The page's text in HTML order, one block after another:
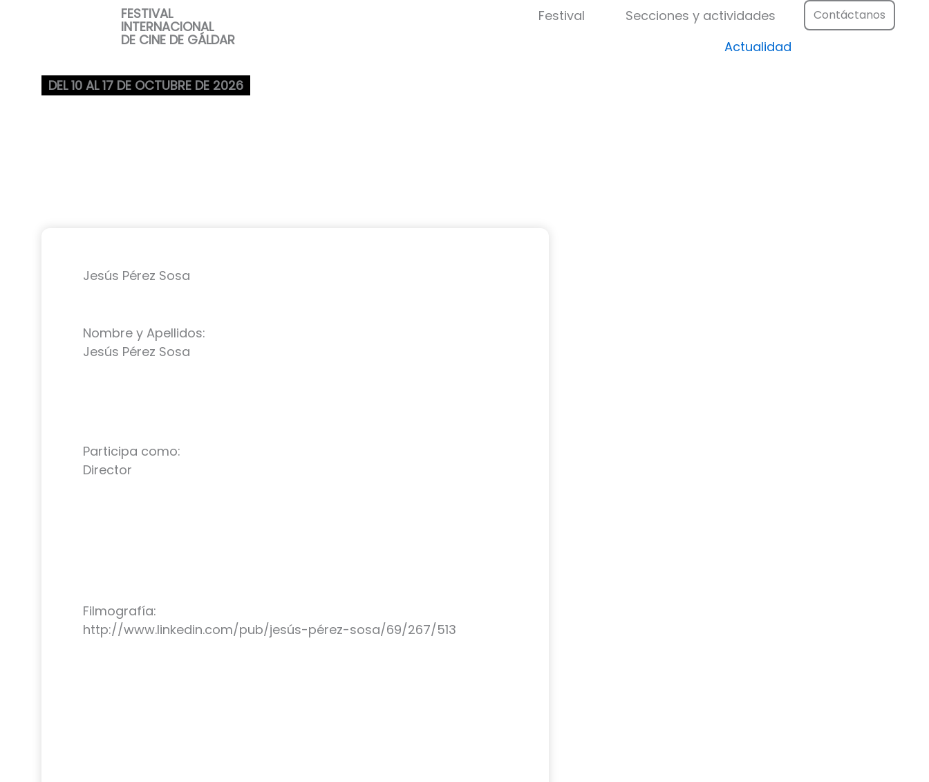
FESTIVAL
INTERNACIONAL
DE CINE DE GÁLDAR
DEL 10 AL 17 DE OCTUBRE DE 2026
Festival Abrir FestivalSecciones y actividades Abrir Secciones y
Actualidad
Contáctanos
Jesús Pérez Sosa
Nombre y Apellidos:
Jesús Pérez Sosa
Participa como:
Director
Filmografía:
http://www.linkedin.com/pub/jesús-pérez-sosa/69/267/513